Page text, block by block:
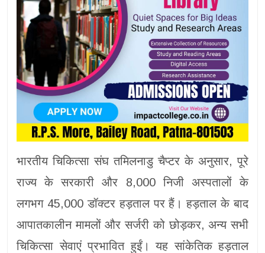
भारतीय चिकित्सा संघ तमिलनाडु चैप्टर के अनुसार, पूरे
राज्य के सरकारी और 8,000 निजी अस्पतालों के
लगभग 45,000 डॉक्टर हड़ताल पर हैं। हड़ताल के बाद
आपातकालीन मामलों और सर्जरी को छोड़कर, अन्य सभी
चिकित्सा सेवाएं प्रभावित हुईं। यह सांकेतिक हड़ताल